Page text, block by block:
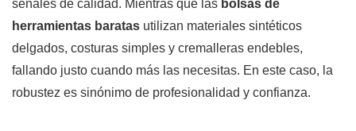
señales de calidad. Mientras que las bolsas de
herramientas baratas utilizan materiales sintéticos
delgados, costuras simples y cremalleras endebles,
fallando justo cuando más las necesitas. En este caso, la
robustez es sinónimo de profesionalidad y confianza.